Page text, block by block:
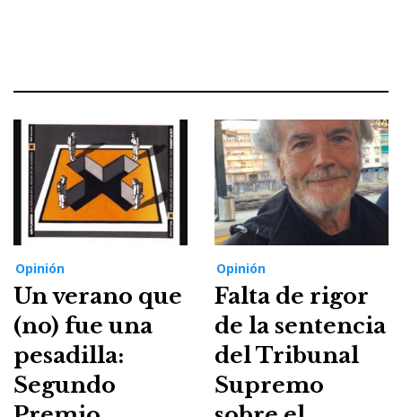
Opinión
Un verano que
(no) fue una
pesadilla:
Segundo
Opinión
Falta de rigor
de la sentencia
del Tribunal
Supremo